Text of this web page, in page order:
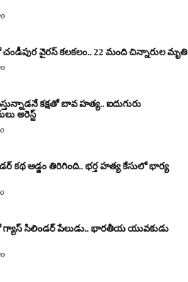
వైరస్ కలకలం.. 22 మంది చిన్నారుల మృతి
కక్షతో బావ హత్య.. ఐదుగురు
అరెస్ట్
కథ అడ్డం తిరిగింది.. భర్త హత్య కేసులో భార్య
సిలిండర్ పేలుడు.. భారతీయ యువకుడు